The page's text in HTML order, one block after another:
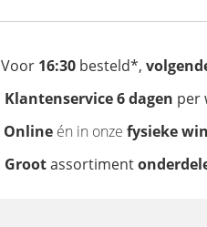
Voor 16:30besteld*,
Klantenservice 6 dagen per
Online én in onze fysieke
Grootassortiment